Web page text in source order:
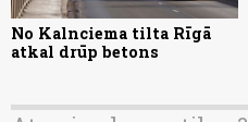
No Kalnciema tilta Rīgā
atkal drūp betons